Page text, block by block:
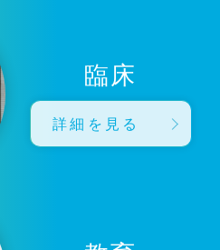
臨床
詳細を見る